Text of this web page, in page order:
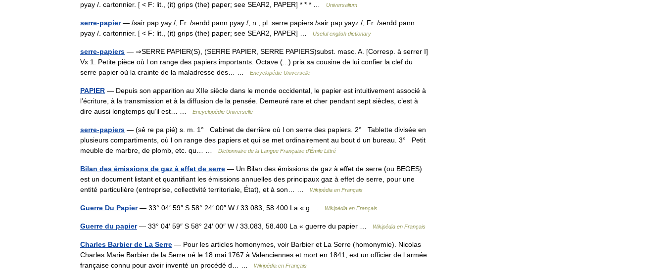
pyay /. cartonnier. [ < F: lit., (it) grips (the) paper; see SEAR2, PAPER] * * * …
Universalium
serre-papier— /sair pap yay /; Fr. /serdd pann pyay /, n., pl. serre papiers /sair pap yayz /; Fr. /serdd pann
pyay /. cartonnier. [ < F: lit., (it) grips (the) paper; see SEAR2, PAPER] …
Useful english dictionary
serre-papiers — ⇒SERRE PAPIER(S), (SERRE PAPIER, SERRE PAPIERS)subst. masc. A. [Corresp. à serrer I]
Vx 1. Petite pièce où l on range des papiers importants. Octave (...) pria sa cousine de lui confier la clef du
serre papier où la crainte de la maladresse des… …
Encyclopédie Universelle
PAPIER — Depuis son apparition au XIIe siècle dans le monde occidental, le papier est intuitivement associé à
l’écriture, à la transmission et à la diffusion de la pensée. Demeuré rare et cher pendant sept siècles, c’est à
dire aussi longtemps qu’il est… …
Encyclopédie Universelle
serre-papiers — (sê re pa pié) s. m. 1° Cabinet de derrière où l on serre des papiers. 2° Tablette divisée en
plusieurs compartiments, où l on range des papiers et qui se met ordinairement au bout d un bureau. 3° Petit
meuble de marbre, de plomb, etc. qu… …
Dictionnaire de la Langue Française d'Émile Littré
Bilan des émissions de gaz à effet de serre — Un Bilan des émissions de gaz à effet de serre (ou BEGES)
est un document listant et quantifiant les émissions annuelles des principaux gaz à effet de serre, pour une
entité particulière (entreprise, collectivité territoriale, État), et à son… …
Wikipédia en Français
Guerre Du Papier— 33° 04′ 59″ S 58° 24′ 00″ W / 33.083, 58.400 La « g … Wikipédia en Français
Guerre du papier— 33° 04′ 59″ S 58° 24′ 00″ W / 33.083, 58.400 La « guerre du papier … Wikipédia en Français
Charles Barbier de La Serre — Pour les articles homonymes, voir Barbier et La Serre (homonymie). Nicolas
Charles Marie Barbier de la Serre né le 18 mai 1767 à Valenciennes et mort en 1841, est un officier de l armée
française connu pour avoir inventé un procédé d… …
Wikipédia en Français